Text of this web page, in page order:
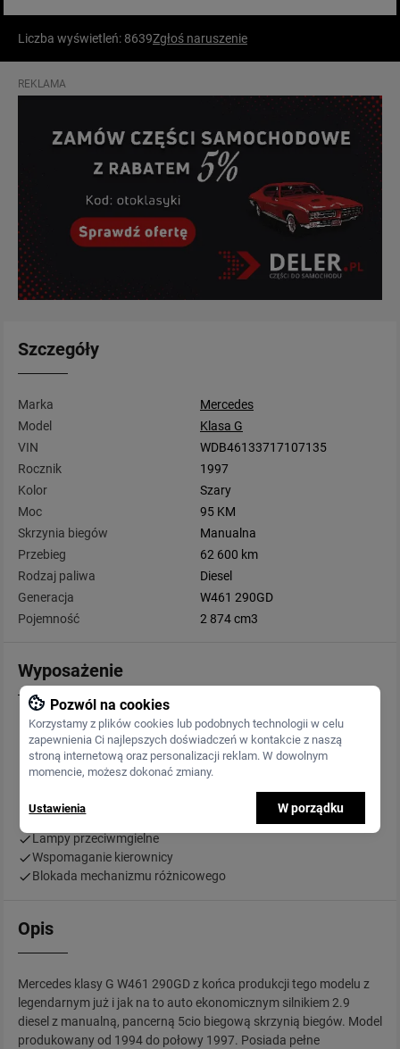
Liczba wyświetleń: 8639Zgłoś naruszenie
REKLAMA
Szczegóły
Marka
Mercedes
Model
Klasa G
VIN
WDB46133717107135
Rocznik
1997
Kolor
Szary
Moc
95 KM
Skrzynia biegów
Manualna
Przebieg
62 600 km
Rodzaj paliwa
Diesel
Generacja
W461 290GD
Pojemność
2 874 cm3
Wyposażenie
Radio
Tapicerka materiałowa
Podgrzewany fotel kierowcy
Podgrzewany fotel pasażera
Wycieraczki
Lampy przeciwmgielne
Wspomaganie kierownicy
Blokada mechanizmu różnicowego
Opis
Mercedes klasy G W461 290GD z końca produkcji tego modelu z
legendarnym już i jak na to auto ekonomicznym silnikiem 2.9
diesel z manualną, pancerną 5cio biegową skrzynią biegów. Model
produkowany od 1994 do połowy 1997. Posiada pełne
Pozwól na cookies
Korzystamy z plików cookies lub podobnych technologii w celu
zapewnienia Ci najlepszych doświadczeń w kontakcie z naszą
stroną internetową oraz personalizacji reklam. W dowolnym
momencie, możesz dokonać zmiany.
Ustawienia W porządku